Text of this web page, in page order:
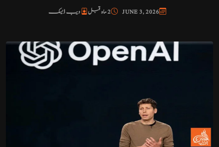
JUNE 3, 2026 2 ماہ قبل ویب ڈیسک